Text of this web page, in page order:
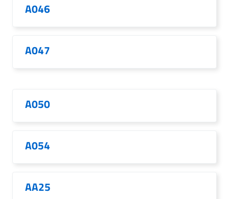
A046
A047
A050
A054
AA25